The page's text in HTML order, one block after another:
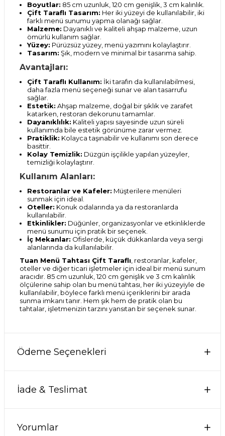
Boyutlar: 85 cm uzunluk, 120 cm genişlik, 3 cm kalınlık.
Çift Taraflı Tasarım: Her iki yüzeyi de kullanılabilir, iki
farklı menü sunumu yapma olanağı sağlar.
Malzeme: Dayanıklı ve kaliteli ahşap malzeme, uzun
ömürlü kullanım sağlar.
Yüzey: Pürüzsüz yüzey, menü yazımını kolaylaştırır.
Tasarım: Şık, modern ve minimal bir tasarıma sahip.
Avantajları:
Çift Taraflı Kullanım: İki tarafın da kullanılabilmesi,
daha fazla menü seçeneği sunar ve alan tasarrufu
sağlar.
Estetik: Ahşap malzeme, doğal bir şıklık ve zarafet
katarken, restoran dekorunu tamamlar.
Dayanıklılık: Kaliteli yapısı sayesinde uzun süreli
kullanımda bile estetik görünüme zarar vermez.
Pratiklik: Kolayca taşınabilir ve kullanımı son derece
basittir.
Kolay Temizlik: Düzgün işçilikle yapılan yüzeyler,
temizliği kolaylaştırır.
Kullanım Alanları:
Restoranlar ve Kafeler: Müşterilere menüleri
sunmak için ideal.
Oteller: Konuk odalarında ya da restoranlarda
kullanılabilir.
Etkinlikler: Düğünler, organizasyonlar ve etkinliklerde
menü sunumu için pratik bir seçenek.
İç Mekanlar: Ofislerde, küçük dükkanlarda veya sergi
alanlarında da kullanılabilir.
Tuan Menü Tahtası Çift Taraflı , restoranlar, kafeler,
oteller ve diğer ticari işletmeler için ideal bir menü sunum
aracıdır. 85 cm uzunluk, 120 cm genişlik ve 3 cm kalınlık
ölçülerine sahip olan bu menü tahtası, her iki yüzeyiyle de
kullanılabilir, böylece farklı menü içeriklerini bir arada
sunma imkanı tanır. Hem şık hem de pratik olan bu
tahtalar, işletmenizin tarzını yansıtan bir seçenek sunar.
Ödeme Seçenekleri
İade & Teslimat
Yorumlar